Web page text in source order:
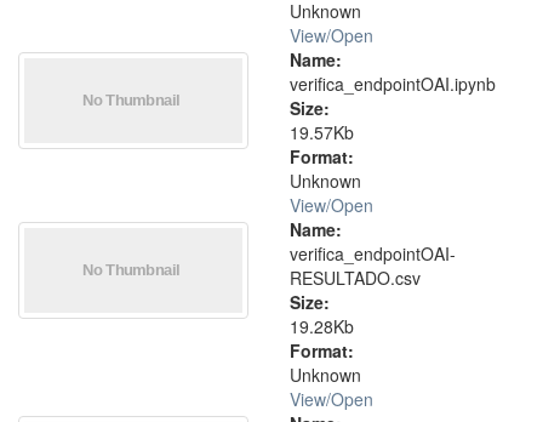
Unknown
View/Open
Name:
verifica_endpointOAI.ipynb
Size:
19.57Kb
Format:
Unknown
View/Open
Name:
verifica_endpointOAI-
RESULTADO.csv
Size:
19.28Kb
Format:
Unknown
View/Open